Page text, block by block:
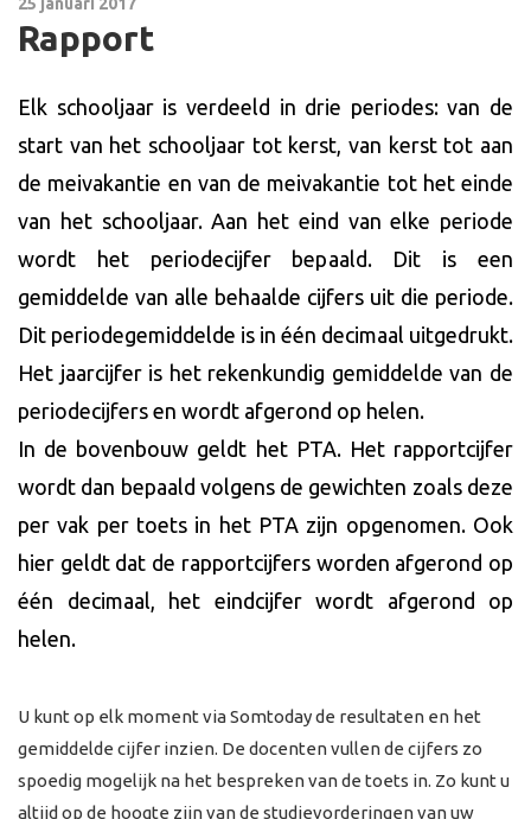
Rapport
Elk schooljaar is verdeeld in drie periodes: van de
start van het schooljaar tot kerst, van kerst tot aan
de meivakantie en van de meivakantie tot het einde
van het schooljaar. Aan het eind van elke periode
wordt het periodecijfer bepaald. Dit is een
gemiddelde van alle behaalde cijfers uit die periode.
Dit periodegemiddelde is in één decimaal uitgedrukt.
Het jaarcijfer is het rekenkundig gemiddelde van de
periodecijfers en wordt afgerond op helen.
In de bovenbouw geldt het PTA. Het rapportcijfer
wordt dan bepaald volgens de gewichten zoals deze
per vak per toets in het PTA zijn opgenomen. Ook
hier geldt dat de rapportcijfers worden afgerond op
één decimaal, het eindcijfer wordt afgerond op
helen.
U kunt op elk moment via Somtoday de resultaten en het
gemiddelde cijfer inzien. De docenten vullen de cijfers zo
spoedig mogelijk na het bespreken van de toets in. Zo kunt u
altijd op de hoogte zijn van de studievorderingen van uw